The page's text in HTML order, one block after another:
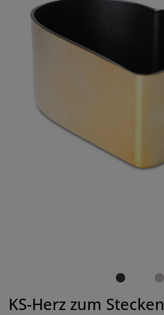
KS-Herz zum Stecken